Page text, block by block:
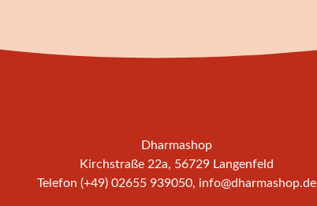
Dharmashop
Kirchstraße 22a, 56729 Langenfeld
Telefon (+49) 02655 939050, info@dharmashop.de